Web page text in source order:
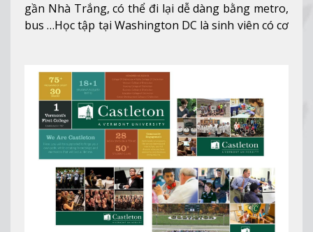
gần Nhà Trắng, có thể đi lại dễ dàng bằng metro,
bus …Học tập tại Washington DC là sinh viên có cơ
nghiệp ở Mỹ, #7 thành phố an toàn nhất trên Thế
Xem thêm